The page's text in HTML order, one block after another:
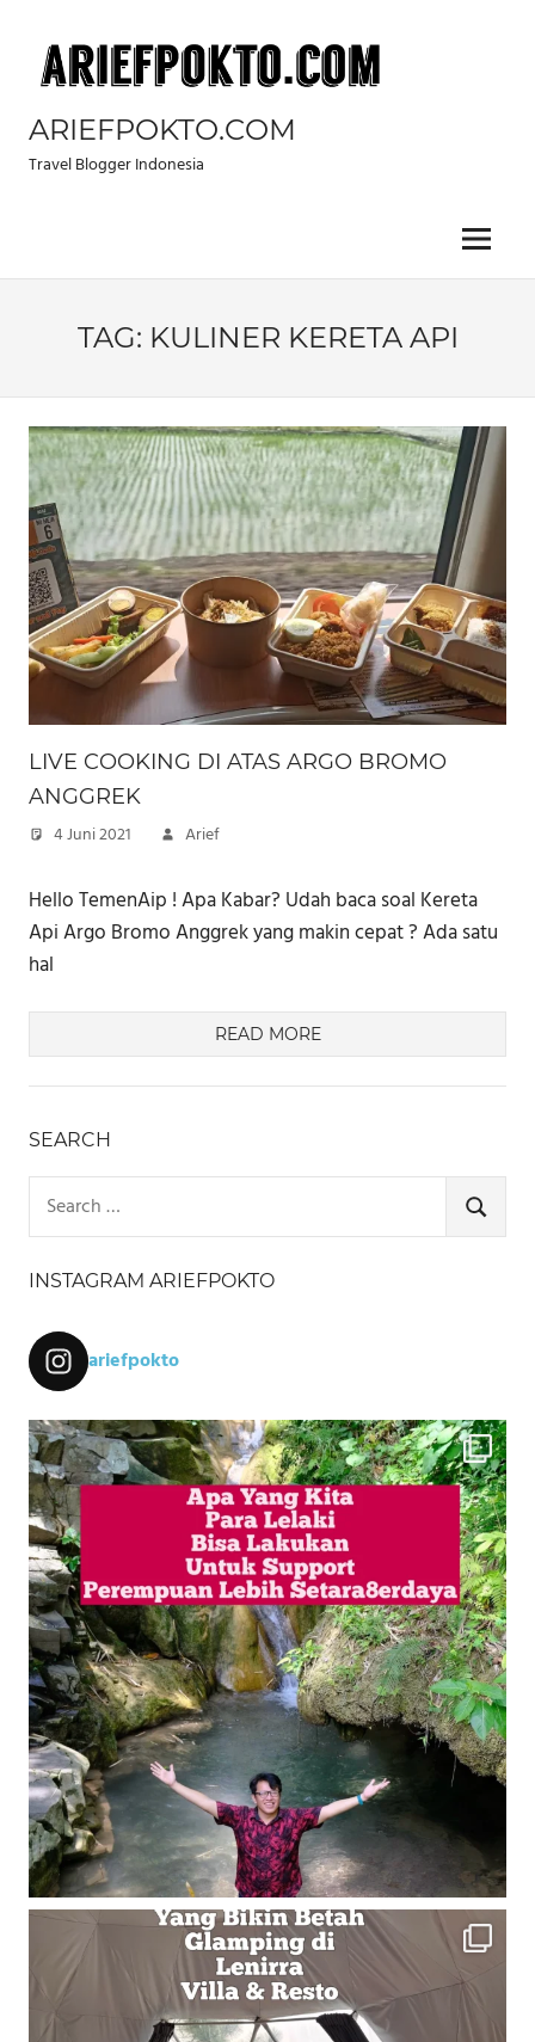
content
ARIEFPOKTO.COM
Travel Blogger Indonesia
Menu
TAG: KULINER KERETA API
LIVE COOKING DI ATAS ARGO BROMO
ANGGREK
4 Juni 2021 Arief
Hello TemenAip ! Apa Kabar? Udah baca soal Kereta
Api Argo Bromo Anggrek yang makin cepat ? Ada satu
hal
READ MORE
SEARCH
for:
SEARCH
INSTAGRAM ARIEFPOKTO
ariefpokto